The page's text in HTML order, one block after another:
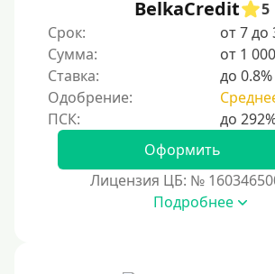
BelkaCredit
5
Срок:
от 7 до
Сумма:
от 1
Ставка:
до 0.8%
Одобрение:
Оформить
Лицензия ЦБ: №
Подробнее